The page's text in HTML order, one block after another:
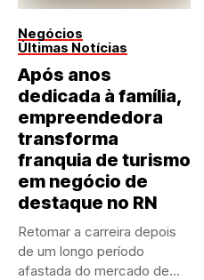
Negócios
Últimas Notícias
Após anos
dedicada à família,
empreendedora
transforma
franquia de turismo
em negócio de
destaque no RN
Retomar a carreira depois
de um longo período
afastada do mercado de...